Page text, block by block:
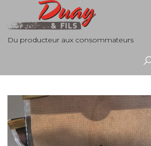
Du producteur aux consommateurs